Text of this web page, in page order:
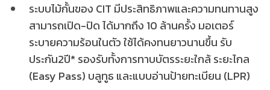
ระบบไม้กั้นของ CIT มีประสิทธิภาพและความทนทานสูง
สามารถเปิด-ปิด ได้มากถึง 10 ล้านครั้ง มอเตอร์
ระบายความร้อนในตัว ใช้ได้คงทนยาวนานขึ้น รับ
ประกัน2ปี* รองรับทั้งการทาบบัตรระยะใกล้ ระยะไกล
(Easy Pass) บลูทูธ และแบบอ่านป้ายทะเบียน (LPR)